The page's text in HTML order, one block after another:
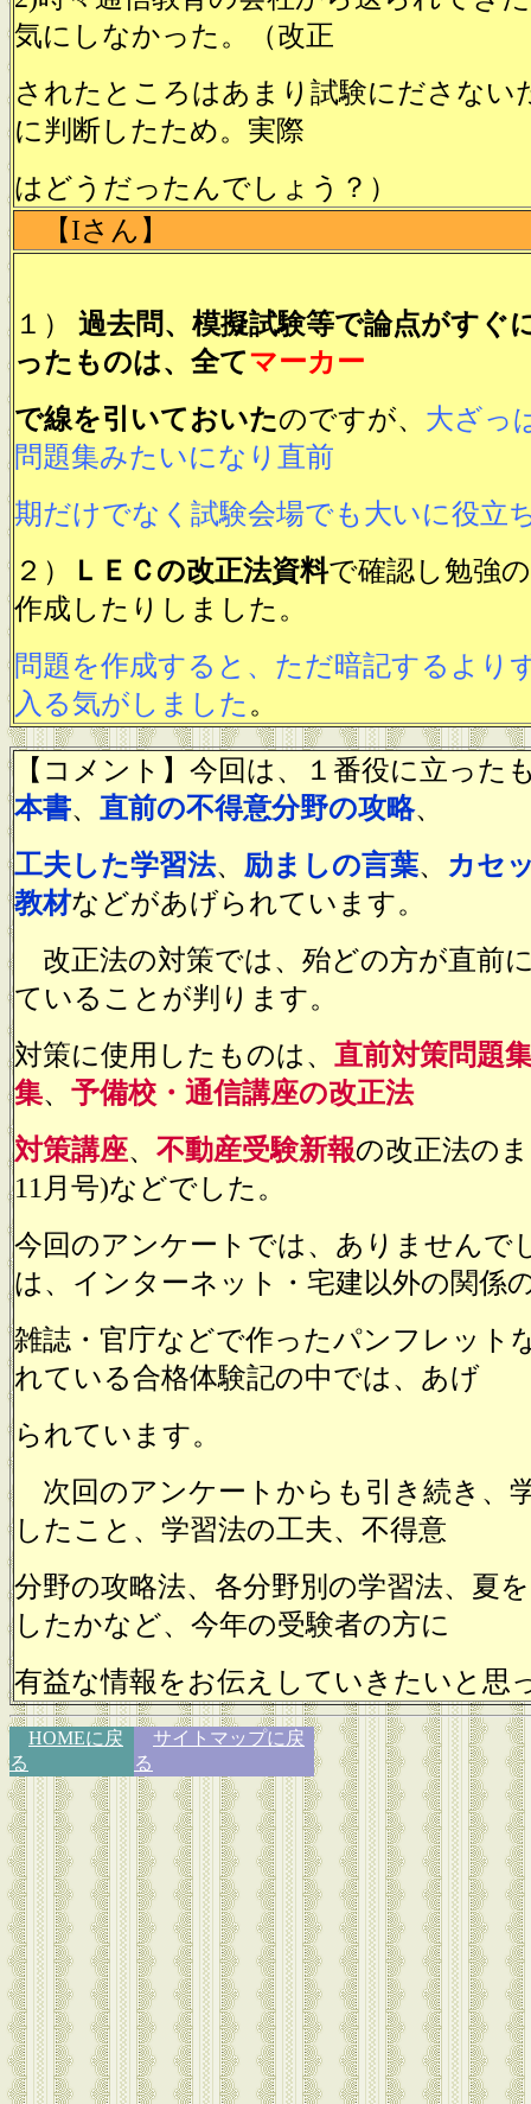
気にしなかった。（改正
されたところはあまり試験にださない
に判断したため。実際
はどうだったんでしょう？）
【Iさん】
１） 過去問、模擬試験等で論点がすぐ
ったものは、全てマーカー
で線を引いておいたのですが、 大ざっ
問題集みたいになり直前
期だけでなく試験会場でも大いに役立
２）
ＬＥＣの改正法資料で確認し勉強
作成したりしました。
問題を作成すると、ただ暗記するより
入る気がしました 。
【コメント】今回は、１番役に立った
本書、 直前の不得意分野の攻略、
工夫した学習法、 励ましの言葉、
カセ
教材などがあげられています。
改正法の対策では、殆どの方が直前
ていることが判ります。
対策に使用したものは、 直前対策問題
集、 予備校・通信講座の改正法
対策講座、 不動産受験新報の改正法の
11月号)などでした。
今回のアンケートでは、ありませんで
は、インターネット・宅建以外の関係
雑誌・官庁などで作ったパンフレット
れている合格体験記の中では、あげ
られています。
次回のアンケートからも引き続き、
したこと、学習法の工夫、不得意
分野の攻略法、各分野別の学習法、夏
したかなど、今年の受験者の方に
有益な情報をお伝えしていきたいと思
HOMEに戻
る
サイトマップに戻
る